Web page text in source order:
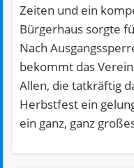
Zeiten und ein
Bürgerhaus sorgte
Nach
bekommt das
Allen, die tatkräftig
Herbstfest ein
ein ganz, ganz